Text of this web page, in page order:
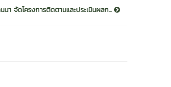
นา จัดโครงการติดตามและประเมินผลก...